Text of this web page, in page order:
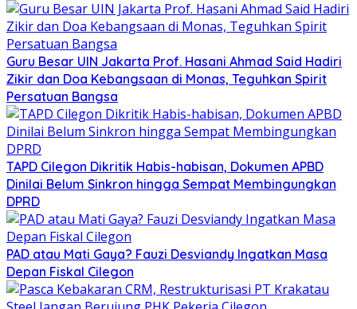
Guru Besar UIN Jakarta Prof. Hasani Ahmad Said Hadiri
Zikir dan Doa Kebangsaan di Monas, Teguhkan Spirit
Persatuan Bangsa
TAPD Cilegon Dikritik Habis-habisan, Dokumen APBD
Dinilai Belum Sinkron hingga Sempat Membingungkan
DPRD
PAD atau Mati Gaya? Fauzi Desviandy Ingatkan Masa
Depan Fiskal Cilegon